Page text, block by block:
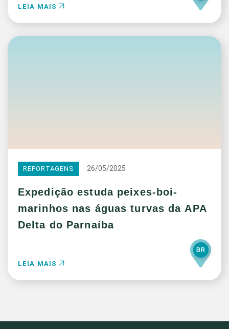
LEIA MAIS
REPORTAGENS 26/05/2025
Expedição estuda peixes-boi-
marinhos nas águas turvas da APA
Delta do Parnaíba
LEIA MAIS
BR